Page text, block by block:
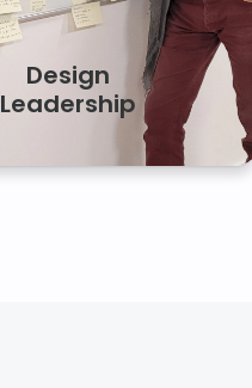
Design
Leadership